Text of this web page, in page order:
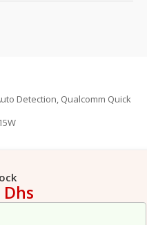
Detection, Qualcomm Quick
Dhs